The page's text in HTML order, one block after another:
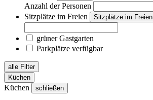
Anzahl der Personen
Sitzplätze im Freien
Sitzplätze im Freien
grüner Gastgarten
Parkplätze verfügbar
alle Filter
Küchen
Küchen schließen